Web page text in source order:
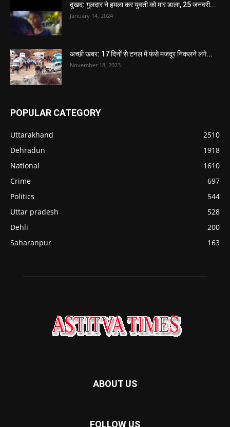
दुखद: गुलदार ने हमला कर युवती को मार डाला, 25 जनवरी...
January 14, 2024
अच्छी खबर: 17 दिनों से टनल में फंसे मजदूर निकलने लगे...
November 18, 2023
POPULAR CATEGORY
Uttarakhand
2510
Dehradun
1918
National
1610
Crime
697
Politics
544
Uttar pradesh
528
Dehli
200
Saharanpur
163
ABOUT US
FOLLOW US